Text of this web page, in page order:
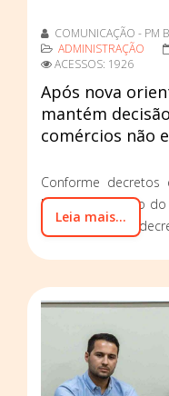
COMUNICAÇÃO - PM
ADMINISTRAÇÃO
ACESSOS: 1926
Após nova
mantém
comércios não
Conforme decretos
Ministério Público
manutenção do
Leia mais...